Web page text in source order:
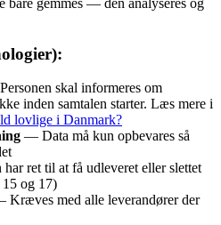
skal informeres om
inden samtalen starter. Læs mere i
lovlige i Danmark?
— Data må kun opbevares så
ret til at få udleveret eller slettet
og 17)
Kræves med alle leverandører der